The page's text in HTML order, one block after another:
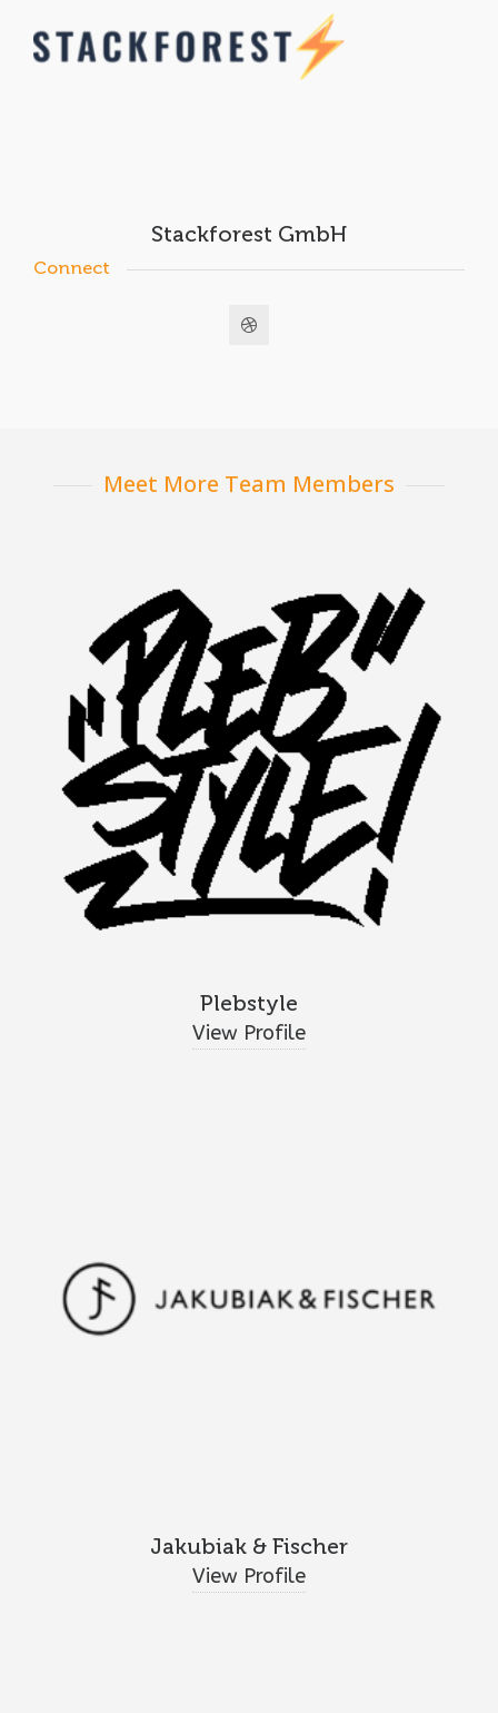
Stackforest GmbH
Connect
Meet More Team Members
Plebstyle
View Profile
Jakubiak & Fischer
View Profile